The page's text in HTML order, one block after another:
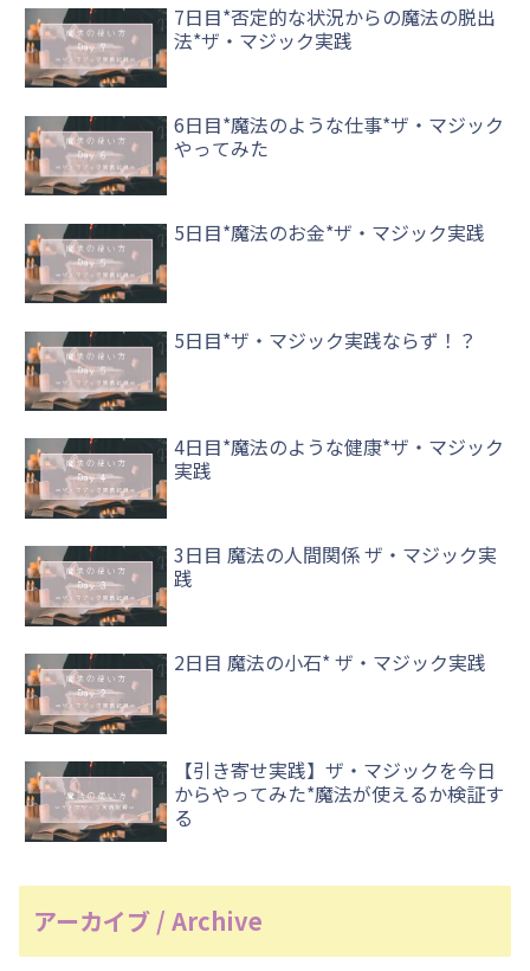
7日目*否定的な状況からの魔法の脱出
法*ザ・マジック実践
6日目*魔法のような仕事*ザ・マジック
やってみた
5日目*魔法のお金*ザ・マジック実践
5日目*ザ・マジック実践ならず！？
4日目*魔法のような健康*ザ・マジック
実践
3日目 魔法の人間関係 ザ・マジック実
践
2日目 魔法の小石* ザ・マジック実践
【引き寄せ実践】ザ・マジックを今日
からやってみた*魔法が使えるか検証す
る
アーカイブ / Archive